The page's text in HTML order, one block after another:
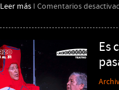
Leer más I Comentarios
Es